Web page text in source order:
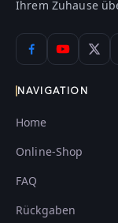
Ihrem Zuhause
NAVIGATION
Home
Online-Shop
FAQ
Rückgaben